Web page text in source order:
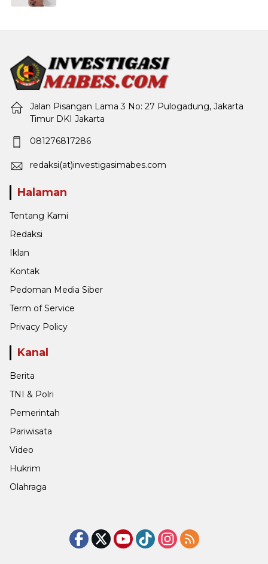
Jalan Pisangan Lama 3 No: 27 Pulogadung, Jakarta
Timur DKI Jakarta
081276817286
redaksi(at)investigasimabes.com
Halaman
Tentang Kami
Redaksi
Iklan
Kontak
Pedoman Media Siber
Term of Service
Privacy Policy
Kanal
Berita
TNI & Polri
Pemerintah
Pariwisata
Video
Hukrim
Olahraga